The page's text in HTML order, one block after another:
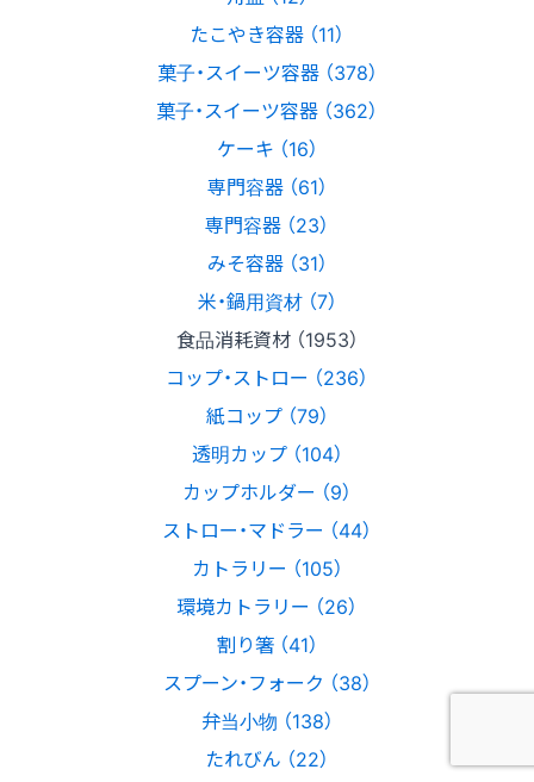
たこやき容器 （11）
菓子・スイーツ容器 （378）
菓子・スイーツ容器 （362）
ケーキ （16）
専門容器 （61）
専門容器 （23）
みそ容器 （31）
米・鍋用資材 （7）
食品消耗資材 （1953）
コップ・ストロー （236）
紙コップ （79）
透明カップ （104）
カップホルダー （9）
ストロー・マドラー （44）
カトラリー （105）
環境カトラリー （26）
割り箸 （41）
スプーン・フォーク （38）
弁当小物 （138）
たれびん （22）